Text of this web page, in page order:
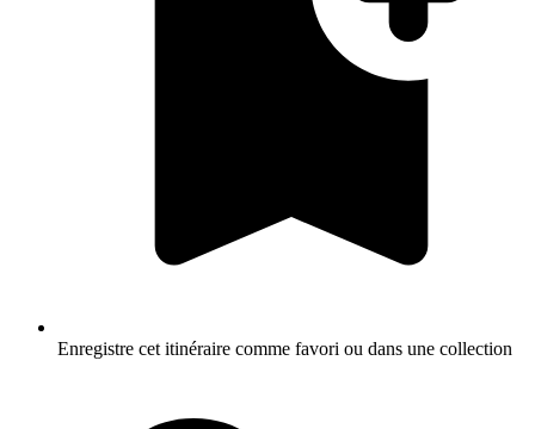
Enregistre cet itinéraire comme favori ou dans une collection